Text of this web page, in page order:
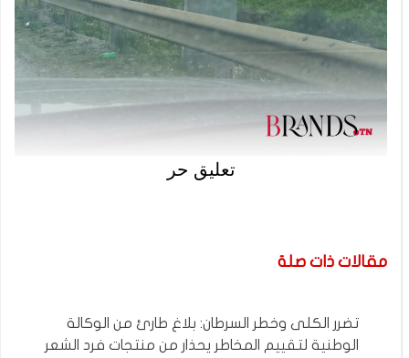
تعليق حر
مقالات ذات صلة
تضرر الكلى وخطر السرطان: بلاغ طارئ من الوكالة
الوطنية لتقييم المخاطر يحذار من منتجات فرد الشعر